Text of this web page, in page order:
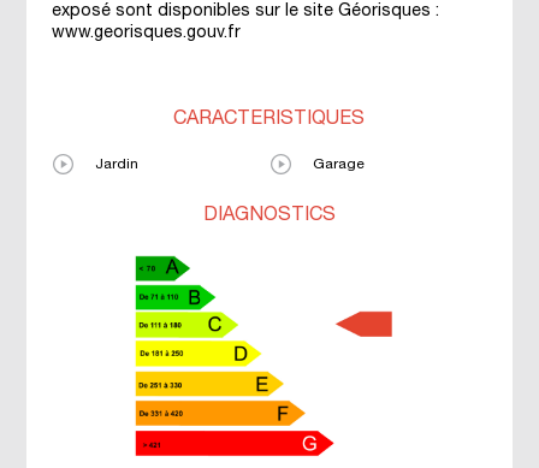
exposé sont disponibles sur le site Géorisques :
www.georisques.gouv.fr
CARACTÉRISTIQUES
Jardin Garage
DIAGNOSTICS